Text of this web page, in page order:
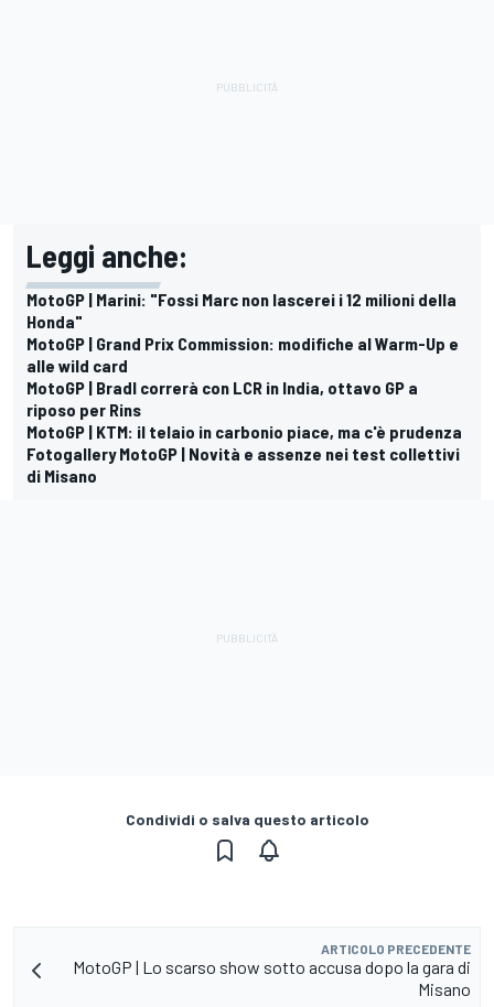
Leggi anche:
MotoGP | Marini: "Fossi Marc non lascerei i 12 milioni della
Honda"
MotoGP | Grand Prix Commission: modifiche al Warm-Up e
alle wild card
MotoGP | Bradl correrà con LCR in India, ottavo GP a
riposo per Rins
MotoGP | KTM: il telaio in carbonio piace, ma c'è prudenza
Fotogallery MotoGP | Novità e assenze nei test collettivi
di Misano
Condividi o salva questo articolo
ARTICOLO PRECEDENTE
MotoGP | Lo scarso show sotto accusa dopo la gara di
Misano